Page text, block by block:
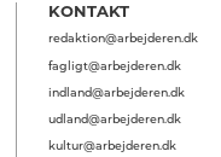
KONTAKT
redaktion@arbejderen.dk
fagligt@arbejderen.dk
indland@arbejderen.dk
udland@arbejderen.dk
kultur@arbejderen.dk